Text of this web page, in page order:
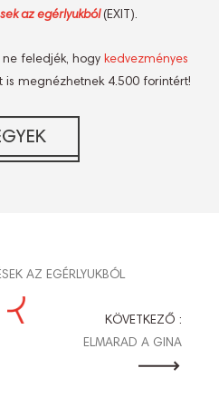
az egérlyukból (EXIT).
ne feledjék, hogy kedvezményes
is megnézhetnek 4.500 forintért!
AZ EGÉRLYUKBÓL
KÖVETKEZŐ :
ELMARAD A GINA